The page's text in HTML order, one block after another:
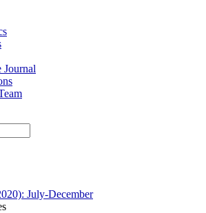
Journal
July-December